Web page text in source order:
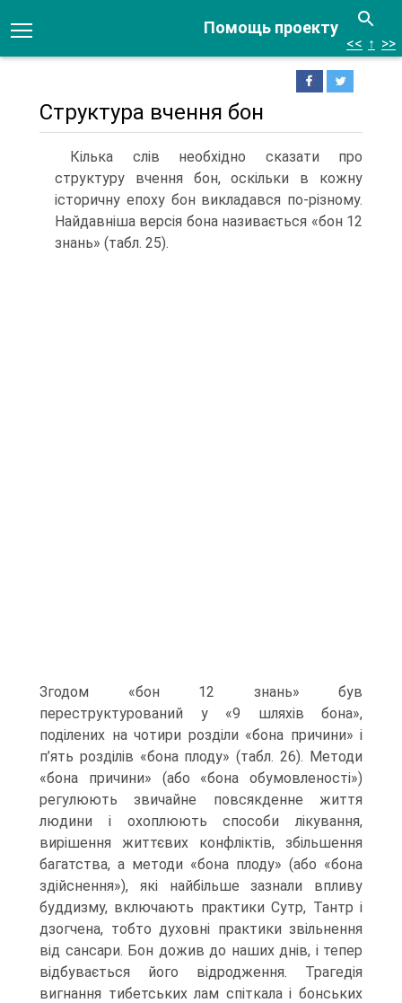
Помощь проекту
<< ↑ >>
Структура вчення бон
Кілька слів необхідно сказати про
структуру вчення бон, оскільки в кожну
істо­ричну епоху бон викладався по-різному.
Найдавніша версія бона називається «бон 12
знань» (табл. 25).
Згодом «бон 12 знань» був
переструктурований у «9 шляхів бона»,
поділених на чотири розділи «бона причини» і
п’ять розділів «бона плоду» (табл. 26). Методи
«бона причини» (або «бона обумовленості»)
регулюють звичайне повсякден­не життя
людини і охоплюють способи лікування,
вирішення життєвих конфліктів, збільшення
багатства, а методи «бона плоду» (або «бона
здійснення»), які найбільше зазнали впливу
буддизму, включають практики Сутр, Тантр і
дзогчена, тобто духовні практики звільнення
від сансари. Бон дожив до наших днів, і тепер
відбувається його відродження. Трагедія
вигнання тибетських лам спіткала і бонських